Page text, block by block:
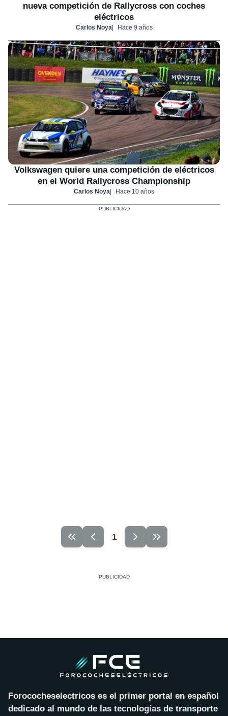
nueva competición de Rallycross con coches
eléctricos
Carlos Noya Hace 9 años
Volkswagen quiere una competición de eléctricos
en el World Rallycross Championship
Carlos Noya Hace 10 años
1
Forococheselectricos es el primer portal en español
dedicado al mundo de las tecnologías de transporte